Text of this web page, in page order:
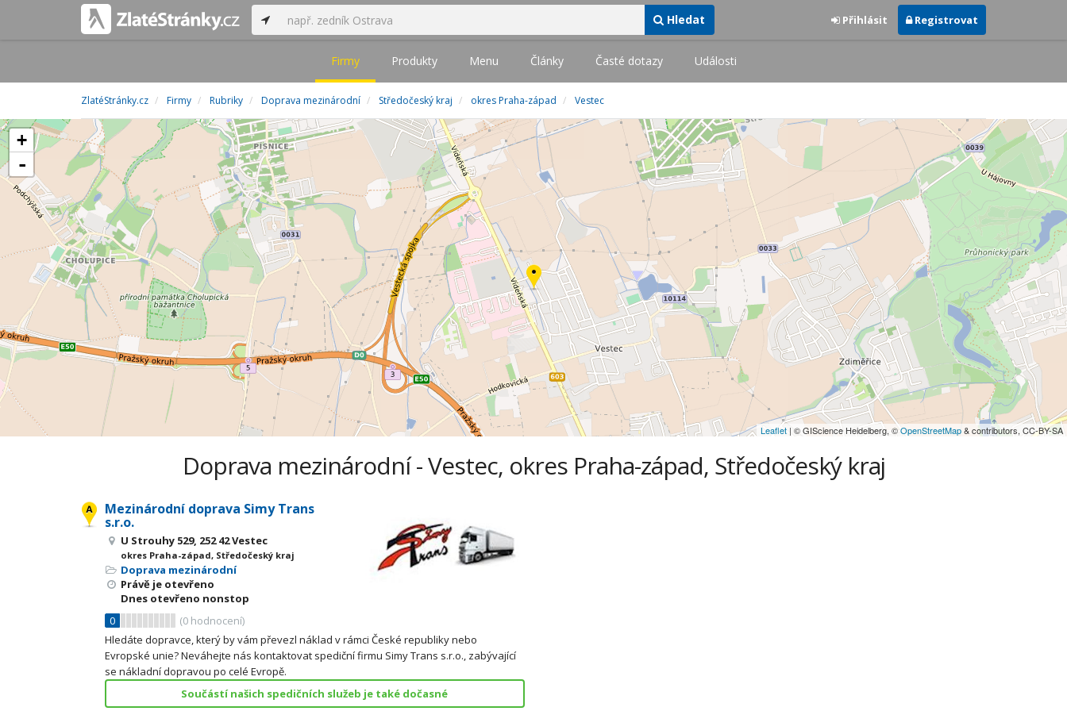
Hledat Přihlásit Registrovat
Firmy Produkty Menu Články Časté dotazy Události
ZlatéStránky.cz Firmy Rubriky Doprava mezinárodní Středočeský kraj okres Praha-západ Vestec
+
-
Leaflet | © GIScience Heidelberg, ©OpenStreetMap& contributors, CC-BY-SA
Doprava mezinárodní - Vestec, okres Praha-západ, Středočeský kraj
Mezinárodní doprava Simy Trans
s.r.o.
U Strouhy 529, 252 42 Vestec
okres Praha-západ, Středočeský kraj
Doprava mezinárodní
Právě je otevřeno
Dnes otevřeno nonstop
0
(0 hodnocení)
Hledáte dopravce, který by vám převezl náklad v rámci České republiky nebo
Evropské unie? Neváhejte nás kontaktovat spediční firmu Simy Trans s.r.o., zabývající
se nákladní dopravou po celé Evropě.
Součástí našich spedičních služeb je také dočasné